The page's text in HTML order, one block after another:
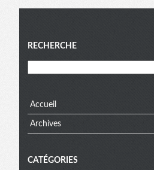
Menu
RECHERCHE
Accueil
Archives
CATÉGORIES